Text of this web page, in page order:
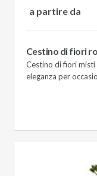
a partire da
Cestino di fiori
Cestino di fiori
eleganza per